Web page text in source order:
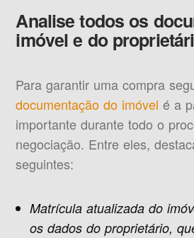
Analise todos os
imóvel e do
Para garantir uma compra
documentação do imóvel é a
importante durante todo o
negociação. Entre eles,
seguintes:
Matrícula atualizada do
os dados do proprietário,